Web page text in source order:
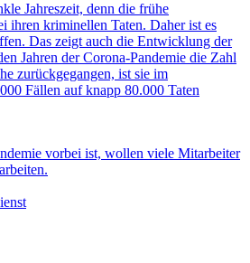
Jahreszeit, denn die frühe
ihren kriminellen Taten. Daher ist es
Das zeigt auch die Entwicklung der
Jahren der Corona-Pandemie die Zahl
zurückgegangen, ist sie im
Fällen auf knapp 80.000 Taten